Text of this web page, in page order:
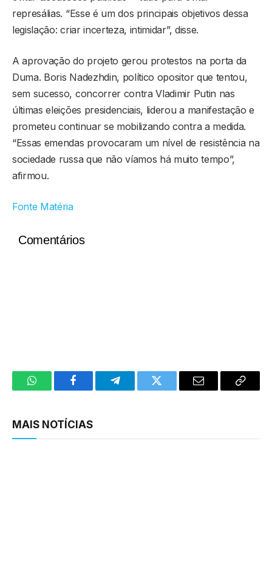
represálias. “Esse é um dos principais objetivos dessa
legislação: criar incerteza, intimidar”, disse.
A aprovação do projeto gerou protestos na porta da
Duma. Boris Nadezhdin, político opositor que tentou,
sem sucesso, concorrer contra Vladimir Putin nas
últimas eleições presidenciais, liderou a manifestação e
prometeu continuar se mobilizando contra a medida.
“Essas emendas provocaram um nível de resistência na
sociedade russa que não víamos há muito tempo”,
afirmou.
Fonte Matéria
Comentários
WhatsAppFacebookTelegramTwitter Email
Copy
MAIS NOTÍCIAS